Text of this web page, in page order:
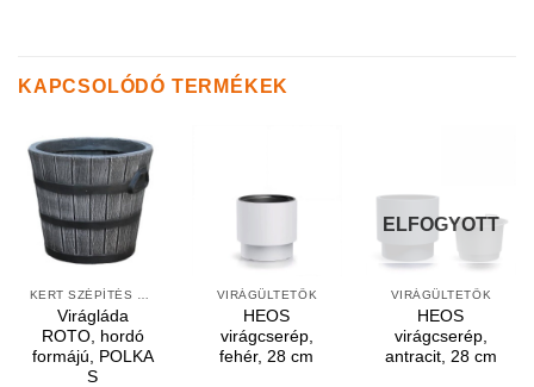
KAPCSOLÓDÓ TERMÉKEK
Virágláda
ROTO, hordó
formájú, POLKA
S
VIRÁGÜLTETŐK
HEOS
virágcserép,
fehér, 28 cm
ELFOGYOTT
VIRÁGÜLTETŐK
HEOS
virágcserép,
antracit, 28 cm